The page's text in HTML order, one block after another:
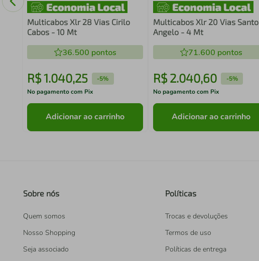
Multicabos Xlr 28 Vias Cirilo
Cabos - 10 Mt
36.500 pontos
R$1.040,25 -5%
No pagamento com Pix
Adicionar ao carrinho
Multicabos Xlr 20 Vias Santo
Angelo - 4 Mt
71.600 pontos
R$ 2.040,60 -5%
No pagamento com Pix
Adicionar ao carrinho
Sobre nós
Quem somos
Nosso Shopping
Seja associado
Políticas
Trocas e devoluções
Termos de uso
Políticas de entrega